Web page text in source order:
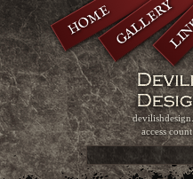
access
HOMEGALLERY